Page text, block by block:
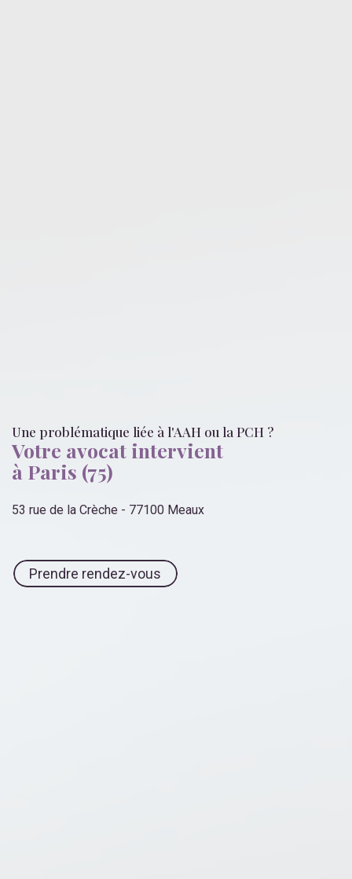
Une problématique liée à l'AAH ou la PCH ?
Votre avocat intervient
à Paris (75)
53 rue de la Crèche - 77100 Meaux
Prendre rendez-vous